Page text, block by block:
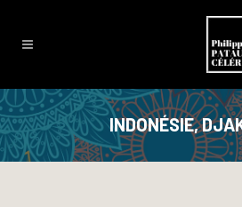
INDONÉSIE,